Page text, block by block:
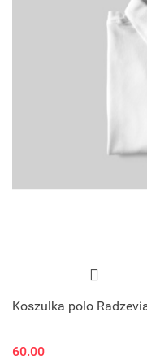
Koszulka polo
60.00